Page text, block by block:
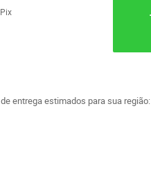
entrega estimados para sua região: